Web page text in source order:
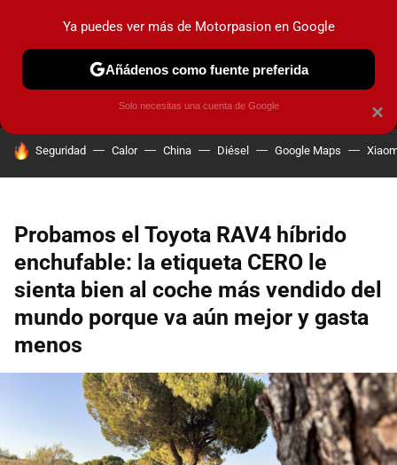
MENÚ NUEVO
COCHES ELÉCTRICOS OBSERVATORIO
HOY SE HABLA DE
Seguridad Calor China Diésel Google Maps
Probamos el Toyota RAV4 híbrido
enchufable: la etiqueta CERO le
sienta bien al coche más vendido del
mundo porque va aún mejor y gasta
menos
×
Ya puedes ver más de Motorpasion en Google
Añádenos como fuente preferida
Solo necesitas una cuenta de Google